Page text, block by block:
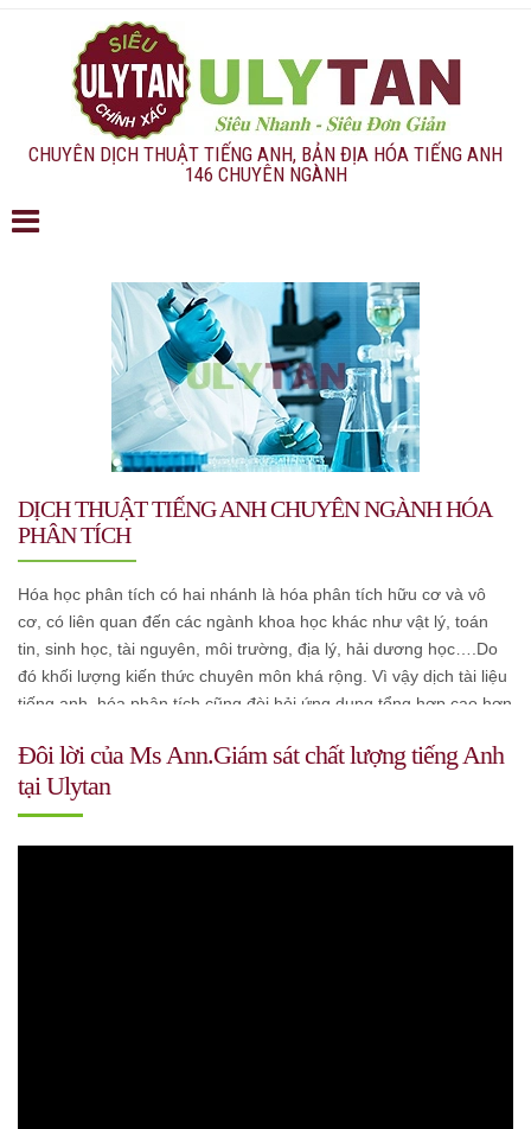
CHUYÊN DỊCH THUẬT TIẾNG ANH, BẢN ĐỊA HÓA TIẾNG ANH
146 CHUYÊN NGÀNH
DỊCH THUẬT TIẾNG ANH CHUYÊN NGÀNH HÓA
PHÂN TÍCH
Hóa học phân tích có hai nhánh là hóa phân tích hữu cơ và vô
cơ, có liên quan đến các ngành khoa học khác như vật lý, toán
tin, sinh học, tài nguyên, môi trường, địa lý, hải dương học….Do
đó khối lượng kiến thức chuyên môn khá rộng. Vì vậy dịch tài liệu
tiếng anh hóa phân tích cũng đòi hỏi ứng dụng tổng hợp cao hơn
Đôi lời của Ms Ann.Giám sát chất lượng tiếng Anh
tại Ulytan